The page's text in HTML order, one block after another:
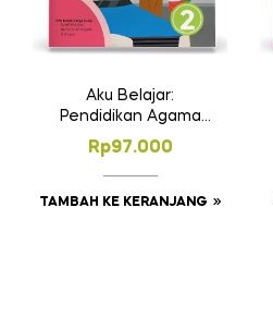
Aku Belajar:
Pendidikan Agama
Islam dan Budi
Pekerti SD Kelas 2
Rp97.000
TAMBAH KE KERANJANG